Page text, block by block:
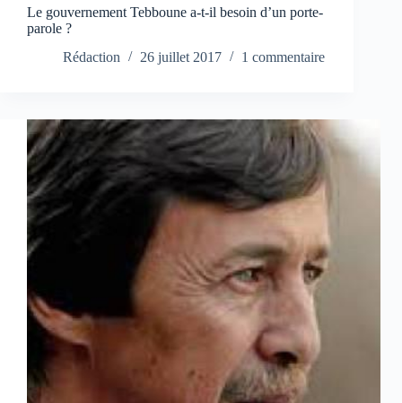
Le gouvernement Tebboune a-t-il besoin d’un porte-
parole ?
Rédaction
26 juillet 2017 1 commentaire